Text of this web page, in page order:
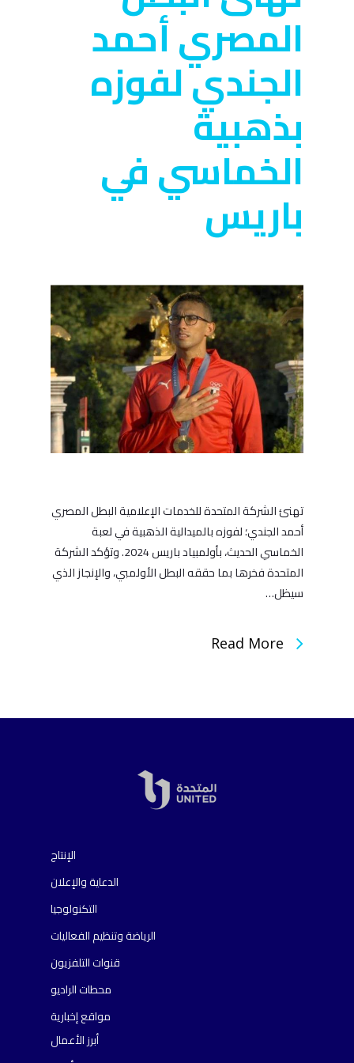
المصري أحمد
الجندي لفوزه
بذهبية
الخماسي في
باريس
تهنئ الشركة المتحدة للخدمات الإعلامية البطل المصري
أحمد الجندي؛ لفوزه بالميدالية الذهبية في لعبة
الخماسي الحديث، بأولمبياد باريس 2024. وتؤكد الشركة
المتحدة فخرها بما حققه البطل الأولمبي، والإنجاز الذي
سيظل…
Read More
الإنتاج
الدعاية والإعلان
التكنولوجيا
الرياضة وتنظيم الفعاليات
قنوات التلفزيون
محطات الراديو
مواقع إخبارية
أبرز الأعمال